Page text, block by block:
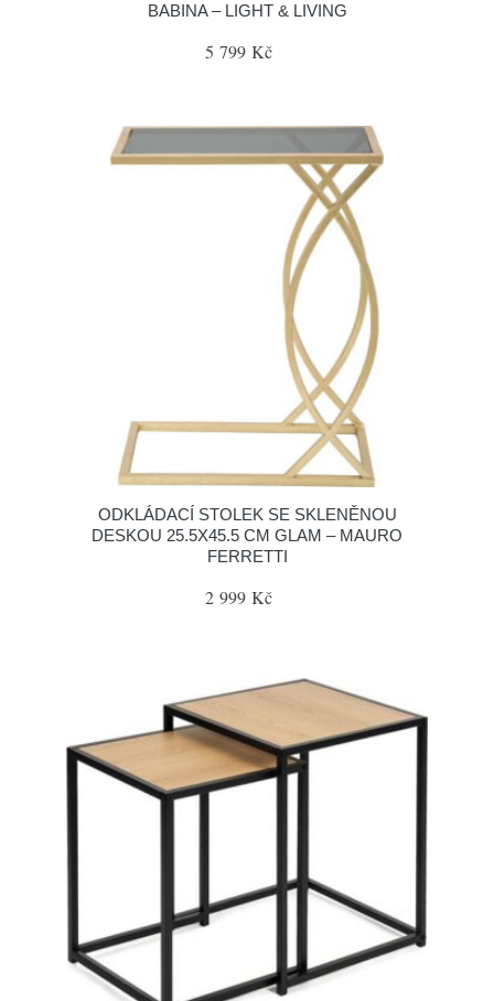
BABINA – LIGHT & LIVING
5 799 Kč
ODKLÁDACÍ STOLEK SE SKLENĚNOU
DESKOU 25.5X45.5 CM GLAM – MAURO
FERRETTI
2 999 Kč